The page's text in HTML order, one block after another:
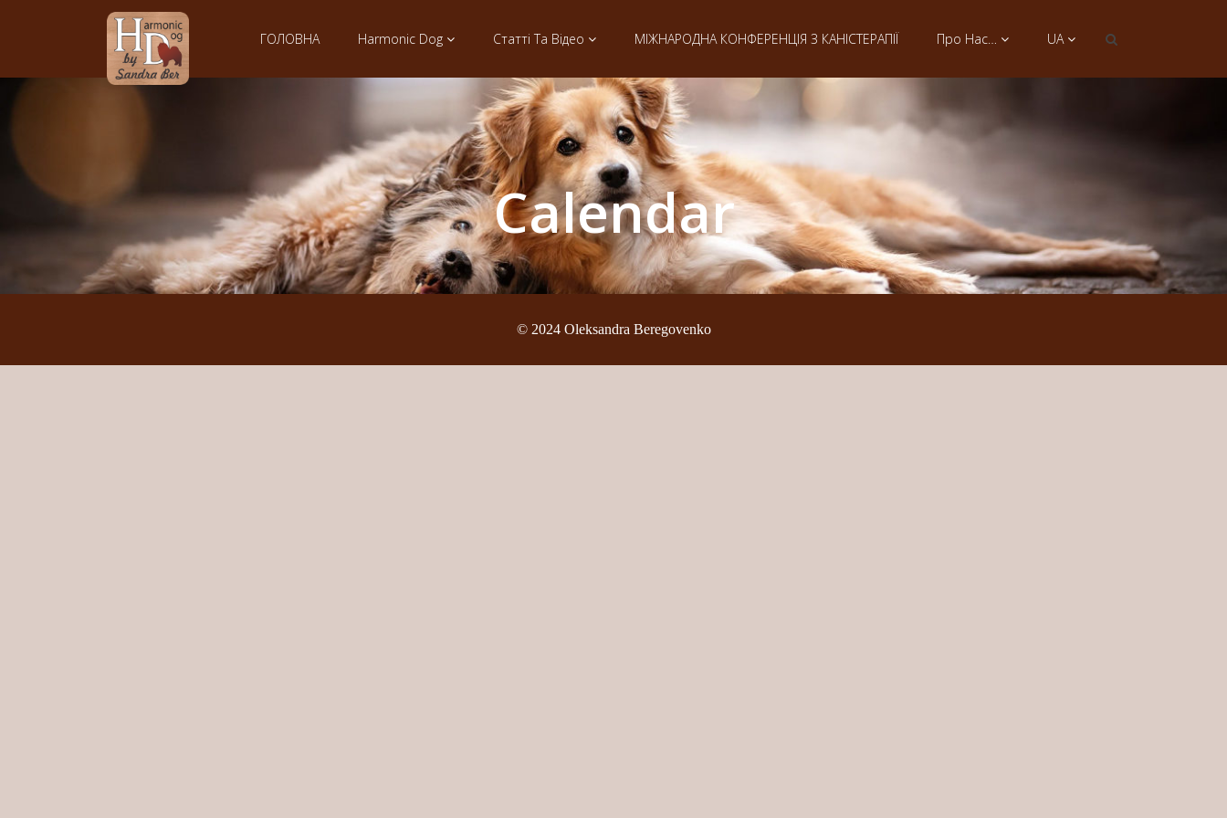
ГОЛОВНА Harmonic Dog Статті Та Відео МІЖНАРОДНА КОНФЕРЕНЦІЯ З КАНІСТЕРАПІЇ Про Нас… UA
Calendar
© 2024 Oleksandra Beregovenko